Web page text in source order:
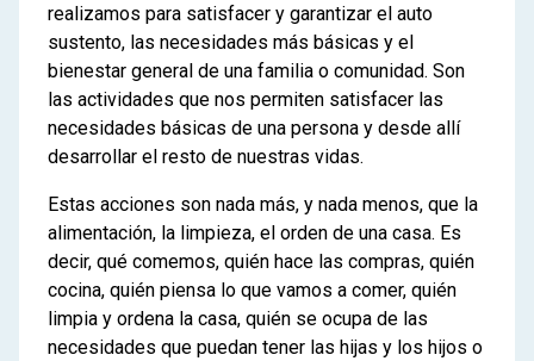
realizamos para satisfacer y garantizar el auto
sustento, las necesidades más básicas y el
bienestar general de una familia o comunidad. Son
las actividades que nos permiten satisfacer las
necesidades básicas de una persona y desde allí
desarrollar el resto de nuestras vidas.
Estas acciones son nada más, y nada menos, que la
alimentación, la limpieza, el orden de una casa. Es
decir, qué comemos, quién hace las compras, quién
cocina, quién piensa lo que vamos a comer, quién
limpia y ordena la casa, quién se ocupa de las
necesidades que puedan tener las hijas y los hijos o